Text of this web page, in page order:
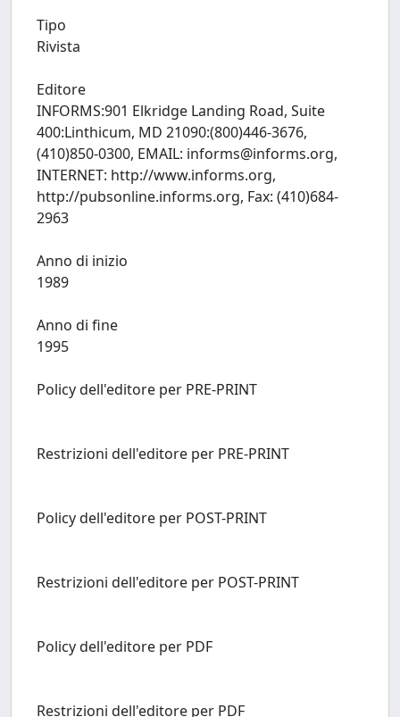
Tipo
Rivista
Editore
INFORMS:901 Elkridge Landing Road, Suite
400:Linthicum, MD 21090:(800)446-3676,
(410)850-0300, EMAIL: informs@informs.org,
INTERNET: http://www.informs.org,
http://pubsonline.informs.org, Fax: (410)684-
Anno di inizio
Anno di fine
Policy dell'editore per PRE-PRINT
Restrizioni dell'editore per PRE-PRINT
Policy dell'editore per POST-PRINT
Restrizioni dell'editore per POST-PRINT
Policy dell'editore per PDF
Restrizioni dell'editore per PDF